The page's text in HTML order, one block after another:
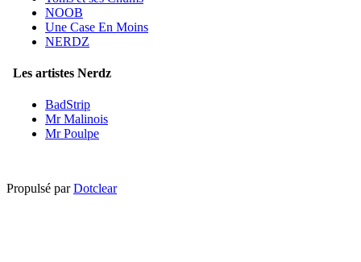
NOOB
Une Case En Moins
NERDZ
Les artistes Nerdz
BadStrip
Mr Malinois
Mr Poulpe
Propulsé parDotclear